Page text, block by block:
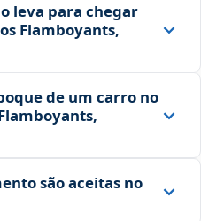
leva para chegar
Flamboyants,
de um carro no
são aceitas no